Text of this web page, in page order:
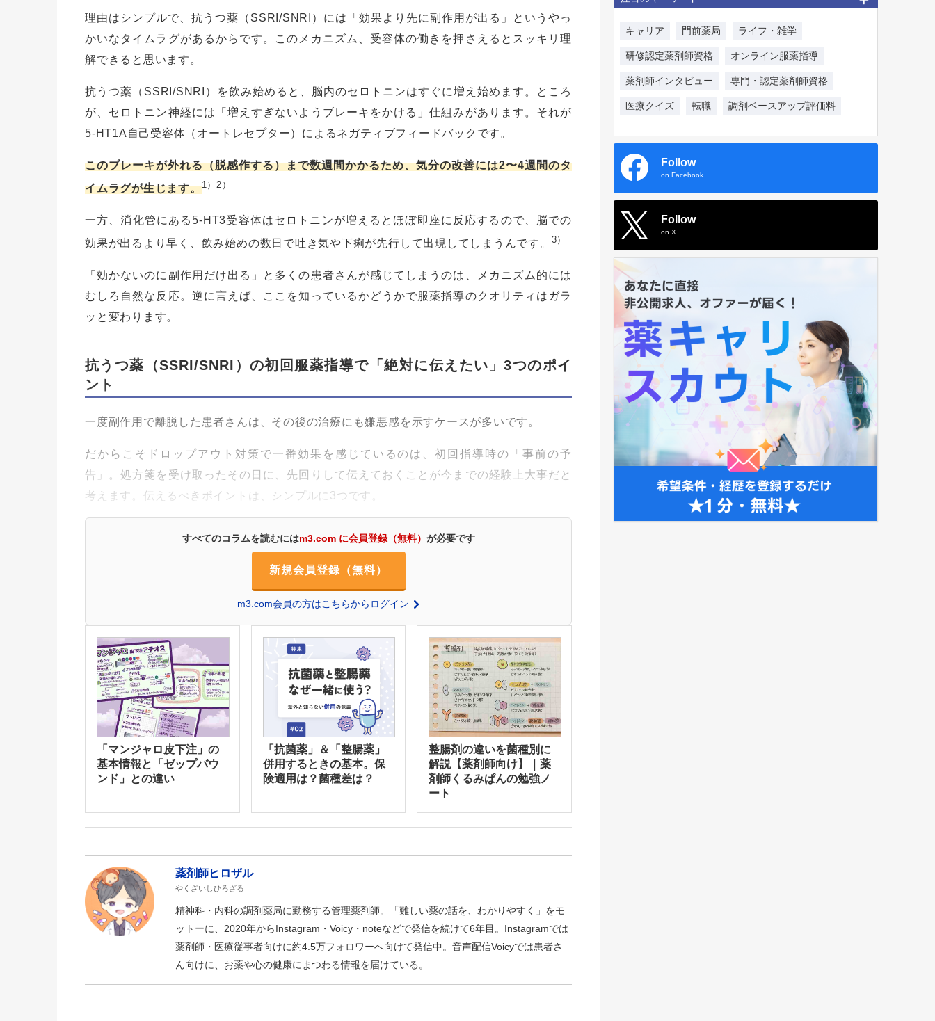
理由はシンプルで、抗うつ薬（SSRI/SNRI）には「効果より先に副作用が出る」というやっ
かいなタイムラグがあるからです。このメカニズム、受容体の働きを押さえるとスッキリ理
解できると思います。
抗うつ薬（SSRI/SNRI）を飲み始めると、脳内のセロトニンはすぐに増え始めます。ところ
が、セロトニン神経には「増えすぎないようブレーキをかける」仕組みがあります。それが
5-HT1A自己受容体（オートレセプター）によるネガティブフィードバックです。
このブレーキが外れる（脱感作する）まで数週間かかるため、気分の改善には2〜4週間のタ
イムラグが生じます。1）2）
一方、消化管にある5-HT3受容体はセロトニンが増えるとほぼ即座に反応するので、脳での
効果が出るより早く、飲み始めの数日で吐き気や下痢が先行して出現してしまうんです。 3）
「効かないのに副作用だけ出る」と多くの患者さんが感じてしまうのは、メカニズム的には
むしろ自然な反応。逆に言えば、ここを知っているかどうかで服薬指導のクオリティはガラ
ッと変わります。
抗うつ薬（SSRI/SNRI）の初回服薬指導で「絶対に伝えたい」3つのポイ
ント
一度副作用で離脱した患者さんは、その後の治療にも嫌悪感を示すケースが多いです。
だからこそドロップアウト対策で一番効果を感じているのは、初回指導時の「事前の予
告」。処方箋を受け取ったその日に、先回りして伝えておくことが今までの経験上大事だと
考えます。伝えるべきポイントは、シンプルに3つです。
すべてのコラムを読むにはm3.com に会員登録（無料） が必要です
新規会員登録（無料）
m3.com会員の方はこちらからログイン
「マンジャロ皮下注」の
基本情報と「ゼップバウ
ンド」との違い
「抗菌薬」＆「整腸薬」
併用するときの基本。保
険適用は？菌種差は？
整腸剤の違いを菌種別に
解説【薬剤師向け】｜薬
剤師くるみぱんの勉強ノ
ート
薬剤師ヒロザル
やくざいしひろざる
精神科・内科の調剤薬局に勤務する管理薬剤師。「難しい薬の話を、わかりやすく」をモ
ットーに、2020年からInstagram・Voicy・noteなどで発信を続けて6年目。Instagramでは
薬剤師・医療従事者向けに約4.5万フォロワーへ向けて発信中。音声配信Voicyでは患者さ
ん向けに、お薬や心の健康にまつわる情報を届けている。
キャリア 門前薬局 ライフ・雑学
研修認定薬剤師資格 オンライン服薬指導
薬剤師インタビュー 専門・認定薬剤師資格
医療クイズ 転職 調剤ベースアップ評価料
Follow
on Facebook
Follow
on X